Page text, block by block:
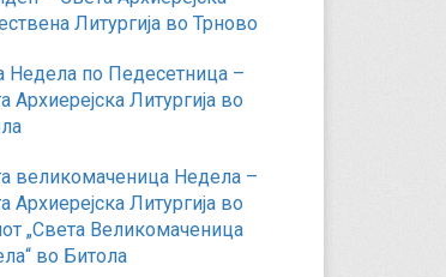
Литургија во Трново
Недела по Педесетница –
Архиерејска Литургија во
великомаченица Недела –
Архиерејска Литургија во
„Света Великомаченица
во Битола